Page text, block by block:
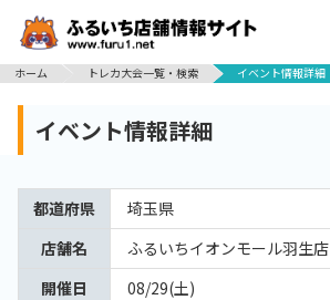
ホーム
トレカ大会一覧・検索 イベント情報詳細
イベント情報詳細
都道府県
埼玉県
店舗名
ふるいちイオンモール羽生店
開催日
08/29(土)